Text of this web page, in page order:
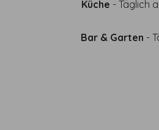
Küche - Täglich
Bar & Garten -